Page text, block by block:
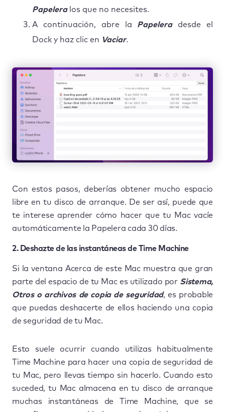
Papeleralos que no necesites.
A continuación, abre la Papelera
desde el
Dock y haz clic en Vaciar.
Con estos pasos, deberías obtener mucho espacio
libre en tu disco de arranque. De ser así, puede que
te interese aprender cómo hacer que tu Mac vacíe
automáticamente la Papelera cada 30 días.
2. Deshazte de las instantáneas de Time Machine
Si la ventana Acerca de este Mac muestra que gran
parte del espacio de tu Mac es utilizado por Sistema,
Otros o archivos de copia de seguridad, es probable
que puedas deshacerte de ellos haciendo una copia
de seguridad de tu Mac.
Esto suele ocurrir cuando utilizas habitualmente
Time Machine para hacer una copia de seguridad de
tu Mac, pero llevas tiempo sin hacerlo. Cuando esto
suceded, tu Mac almacena en tu disco de arranque
muchas instantáneas de Time Machine, que se